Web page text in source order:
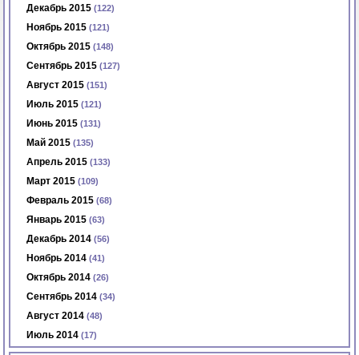
Декабрь 2015 (122)
Ноябрь 2015 (121)
Октябрь 2015 (148)
Сентябрь 2015 (127)
Август 2015 (151)
Июль 2015 (121)
Июнь 2015 (131)
Май 2015 (135)
Апрель 2015 (133)
Март 2015 (109)
Февраль 2015 (68)
Январь 2015 (63)
Декабрь 2014 (56)
Ноябрь 2014 (41)
Октябрь 2014 (26)
Сентябрь 2014 (34)
Август 2014 (48)
Июль 2014 (17)